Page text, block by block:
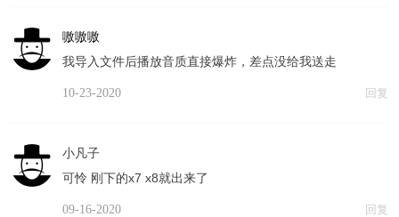
嗷嗷嗷
我导入文件后播放音质直接爆炸，差点没给我送走
10-23-2020 回复
小凡子
可怜 刚下的x7 x8就出来了
09-16-2020 回复